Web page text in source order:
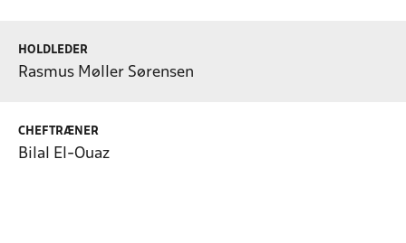
HOLDLEDER
Rasmus Møller Sørensen
CHEFTRÆNER
Bilal El-Ouaz